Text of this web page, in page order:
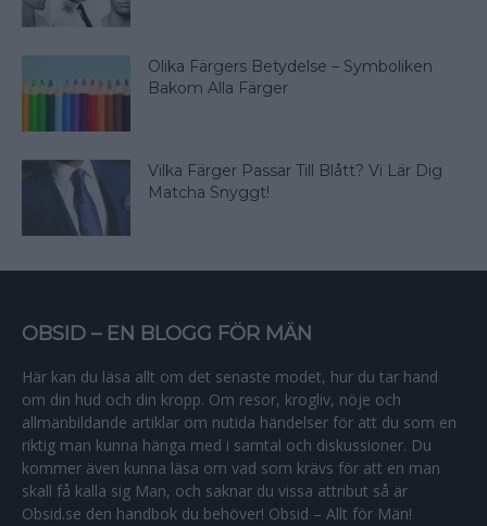
Olika Färgers Betydelse – Symboliken
Bakom Alla Färger
Vilka Färger Passar Till Blått? Vi Lär Dig
Matcha Snyggt!
OBSID – EN BLOGG FÖR MÄN
Här kan du läsa allt om det senaste modet, hur du tar hand
om din hud och din kropp. Om resor, krogliv, nöje och
allmänbildande artiklar om nutida händelser för att du som en
riktig man kunna hänga med i samtal och diskussioner. Du
kommer även kunna läsa om vad som krävs för att en man
skall få kalla sig Man, och saknar du vissa attribut så är
Obsid.se den handbok du behöver! Obsid – Allt för Män!